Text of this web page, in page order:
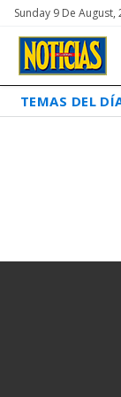
Sunday 9 De August,
TEMAS DEL